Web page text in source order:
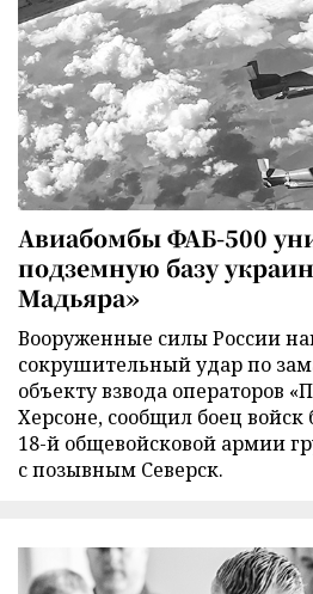
Авиабомбы ФАБ-500
подземную базу
Мадьяра»
Вооруженные силы России
сокрушительный удар по
объекту взвода операторов
Херсоне, сообщил боец
18-й общевойсковой армии
с позывным Северск.